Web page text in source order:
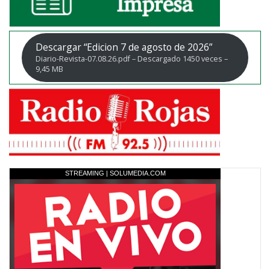
Descargar “Edicion 7 de agosto de 2026”
Diario-Revista-07.08.26.pdf – Descargado 1450 veces –
9,45 MB